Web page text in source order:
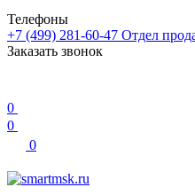
Телефоны
+7 (499) 281-60-47 Отдел
Заказать звонок
0
0
0